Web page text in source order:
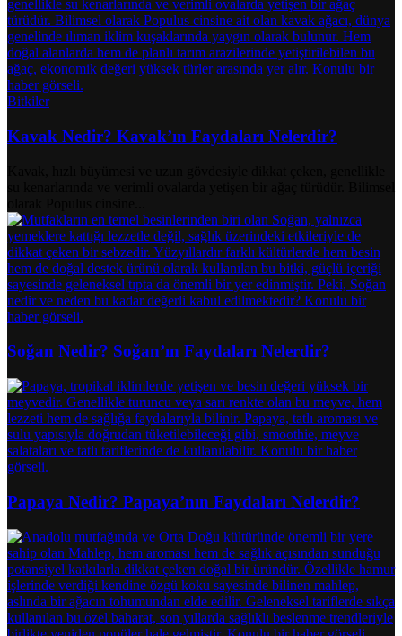
Bitkiler
Kavak Nedir? Kavak’ın Faydaları Nelerdir?
Soğan Nedir? Soğan’ın Faydaları Nelerdir?
Papaya Nedir? Papaya’nın Faydaları Nelerdir?